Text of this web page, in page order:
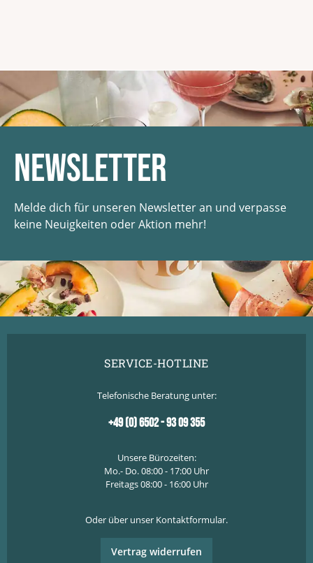
Newsletter
Melde dich für unseren Newsletter an und verpasse
keine Neuigkeiten oder Aktion mehr!
SERVICE-HOTLINE
Telefonische Beratung unter:
+49 (0) 6502 - 93 09 355
Unsere Bürozeiten:
Mo.- Do. 08:00 - 17:00 Uhr
Freitags 08:00 - 16:00 Uhr
Oder über unser Kontaktformular.
Vertrag widerrufen